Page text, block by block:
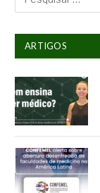
ARTIGOS